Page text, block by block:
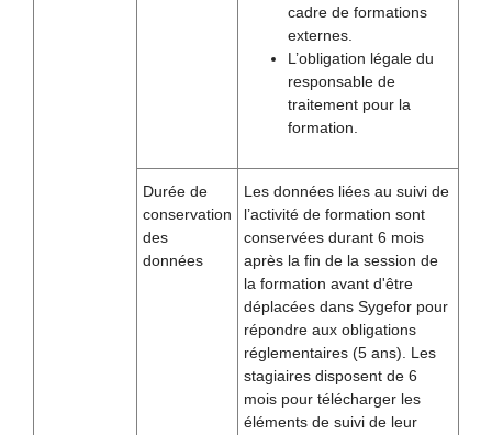
cadre de formations
externes.
L’obligation légale du
responsable de
traitement pour la
formation.
Durée de
conservation
des
données
Les données liées au suivi de
l’activité de formation sont
conservées durant 6 mois
après la fin de la session de
la formation avant d'être
déplacées dans Sygefor pour
répondre aux obligations
réglementaires (5 ans). Les
stagiaires disposent de 6
mois pour télécharger les
éléments de suivi de leur